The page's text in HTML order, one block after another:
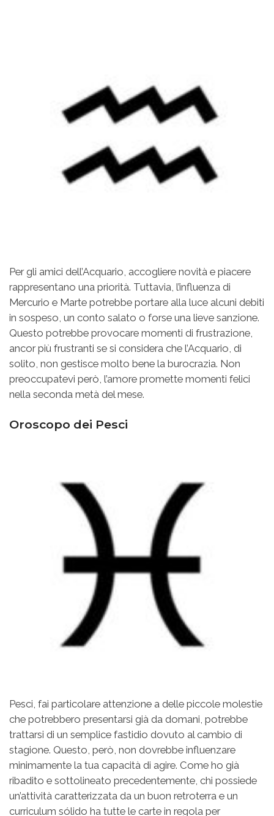
Per gli amici dell’Acquario, accogliere novità e piacere
rappresentano una priorità. Tuttavia, l’influenza di
Mercurio e Marte potrebbe portare alla luce alcuni debiti
in sospeso, un conto salato o forse una lieve sanzione.
Questo potrebbe provocare momenti di frustrazione,
ancor più frustranti se si considera che l’Acquario, di
solito, non gestisce molto bene la burocrazia. Non
preoccupatevi però, l’amore promette momenti felici
nella seconda metà del mese.
Oroscopo dei Pesci
Pesci, fai particolare attenzione a delle piccole molestie
che potrebbero presentarsi già da domani, potrebbe
trattarsi di un semplice fastidio dovuto al cambio di
stagione. Questo, però, non dovrebbe influenzare
minimamente la tua capacità di agire. Come ho già
ribadito e sottolineato precedentemente, chi possiede
un’attività caratterizzata da un buon retroterra e un
curriculum sólido ha tutte le carte in regola per